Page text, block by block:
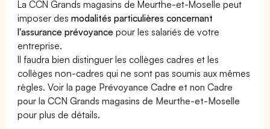
La CCN Grands magasins de Meurthe-et-Moselle peut
imposer desmodalités particulières concernant
l'assurance prévoyance pour les salariés de votre
entreprise.
Il faudra bien distinguer les collèges cadres et les
collèges non-cadres qui ne sont pas soumis aux mêmes
règles. Voir la page Prévoyance Cadre et non Cadre
pour la CCN Grands magasins de Meurthe-et-Moselle
pour plus de détails.